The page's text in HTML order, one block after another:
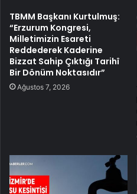
TBMM Başkanı Kurtulmuş:
“Erzurum Kongresi,
Milletimizin Esareti
Reddederek Kaderine
Bizzat Sahip Çıktığı Tarihî
Bir Dönüm Noktasıdır”
Ağustos 7, 2026